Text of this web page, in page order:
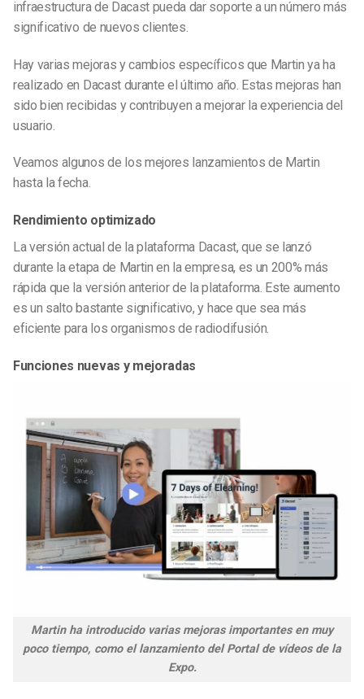
infraestructura de Dacast pueda dar soporte a un número más
significativo de nuevos clientes.
Hay varias mejoras y cambios específicos que Martin ya ha
realizado en Dacast durante el último año. Estas mejoras han
sido bien recibidas y contribuyen a mejorar la experiencia del
usuario.
Veamos algunos de los mejores lanzamientos de Martin
hasta la fecha.
Rendimiento optimizado
La versión actual de la plataforma Dacast, que se lanzó
durante la etapa de Martin en la empresa, es un 200% más
rápida que la versión anterior de la plataforma. Este aumento
es un salto bastante significativo, y hace que sea más
eficiente para los organismos de radiodifusión.
Funciones nuevas y mejoradas
Martin ha introducido varias mejoras importantes en muy
poco tiempo, como el lanzamiento del Portal de vídeos de la
Expo.